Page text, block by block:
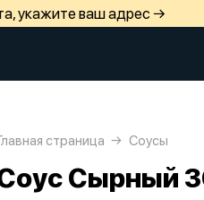
укажите ваш адрес →
страница Соусы
Сырный